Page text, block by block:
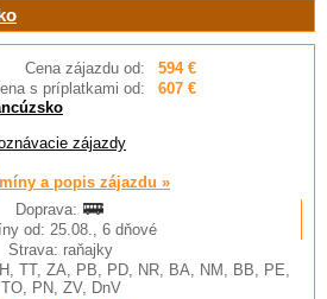
Cena zájazdu od:
594 €
s príplatkami od:
607 €
zájazdy
a popis zájazdu »
Doprava:
od: 25.08., 6 dňové
Strava: raňajky
TT, ZA, PB, PD, NR, BA, NM, BB, PE,
TO, PN, ZV, DnV